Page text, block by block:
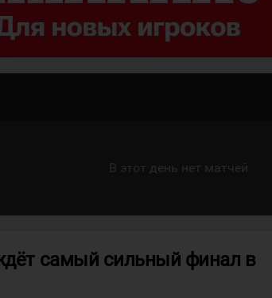
В этот день нет матчей
самый сильный финал в